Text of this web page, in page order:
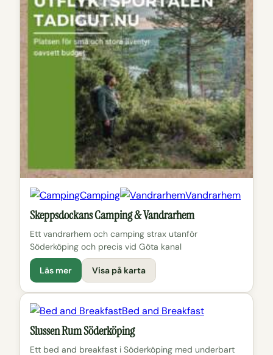
Camping Vandrarhem
Skeppsdockans Camping & Vandrarhem
Ett vandrarhem och camping strax utanför
Söderköping och precis vid Göta kanal
Läs mer Visa på karta
Bed and Breakfast
Slussen Rum Söderköping
Ett bed and breakfast i Söderköping med underbart